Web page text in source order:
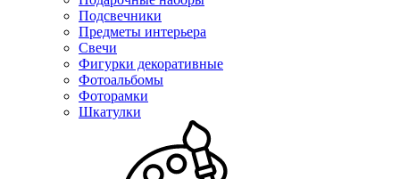
Подсвечники
Предметы интерьера
Свечи
Фигурки декоративные
Фотоальбомы
Фоторамки
Шкатулки